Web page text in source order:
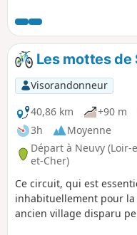
Roches Tranchelion.
Les mottes de
Visorandonneur
40,86 km
+90 m
3h
Moyenne
Départ à Neuvy (Loir-
et-Cher)
Ce circuit, qui est
inhabituellement pour
ancien village disparu